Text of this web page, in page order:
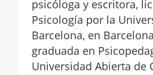
psicóloga y escritora,
Psicología por la
Barcelona, en
graduada en
Universidad Abierta de